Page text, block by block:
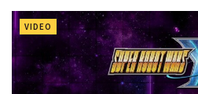
VIDEO